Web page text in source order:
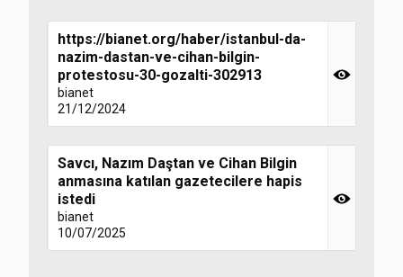
https://bianet.org/haber/istanbul-da-
nazim-dastan-ve-cihan-bilgin-
protestosu-30-gozalti-302913
bianet
21/12/2024
Savcı, Nazım Daştan ve Cihan Bilgin
anmasına katılan gazetecilere hapis
istedi
bianet
10/07/2025